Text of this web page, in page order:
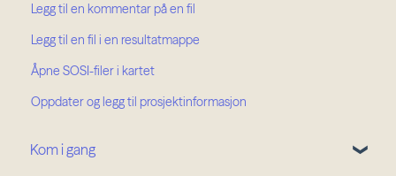
Legg til en kommentar på en fil
Legg til en fil i en resultatmappe
Åpne SOSI-filer i kartet
Oppdater og legg til prosjektinformasjon
Kom i gang